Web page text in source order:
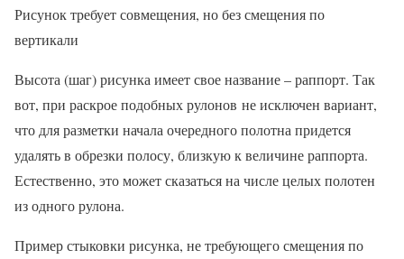
Рисунок требует совмещения, но без смещения по
вертикали
Высота (шаг) рисунка имеет свое название – раппорт. Так
вот, при раскрое подобных рулонов не исключен вариант,
что для разметки начала очередного полотна придется
удалять в обрезки полосу, близкую к величине раппорта.
Естественно, это может сказаться на числе целых полотен
из одного рулона.
Пример стыковки рисунка, не требующего смещения по